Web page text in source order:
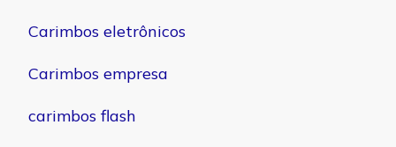
Carimbos eletrônicos
Carimbos empresa
carimbos flash